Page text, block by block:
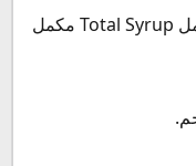
تحتوي كل 5 مل من توتال شراب 120 مل Total Syrup مكمل